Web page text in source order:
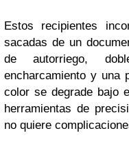
Estos recipientes
sacadas de un
de autorriego,
encharcamiento y una
color se degrade bajo
herramientas de
no quiere